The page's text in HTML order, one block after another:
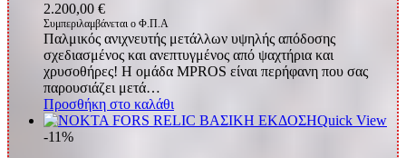
2.200,00 €
Συμπεριλαμβάνεται ο Φ.Π.Α
Παλμικός ανιχνευτής μετάλλων υψηλής απόδοσης
σχεδιασμένος και ανεπτυγμένος από ψαχτήρια και
χρυσοθήρες! Η ομάδα MPROS είναι περήφανη που σας
παρουσιάζει μετά…
Προσθήκη στο καλάθι
Quick View
-11%